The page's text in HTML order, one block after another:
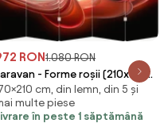
RON1.080 RON
- Forme roșii (210x170
cm, din lemn, din 5 și
multe piese
în peste 1 săptămână